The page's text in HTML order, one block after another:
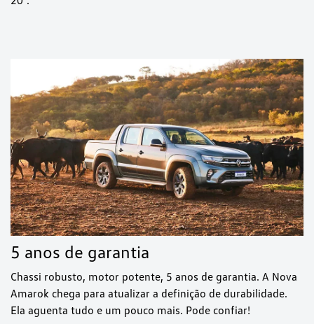
5 anos de garantia
Chassi robusto, motor potente, 5 anos de garantia. A Nova
Amarok chega para atualizar a definição de durabilidade.
Ela aguenta tudo e um pouco mais. Pode confiar!